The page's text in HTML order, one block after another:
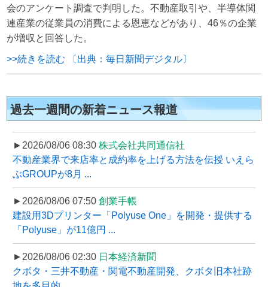
会のアンケート調査で判明した。不動産取引や、半導体関
連産業の従業員の消費による恩恵などがあり、46％の企業
が増収と回答した。
>>続きを読む 〔出典：毎日新聞デジタル〕
過去一週間の新着ニュース報道
►2026/08/06 08:30 株式会社共同通信社
不動産業界で来店率と成約率を上げる方法を伝授 いえら
ぶGROUPが8月 ...
►2026/08/06 07:50 創業手帳
建設用3Dプリンター「Polyuse One」を開発・提供する
「Polyuse」が11億円 ...
►2026/08/06 02:30 日本経済新聞
クボタ・三井不動産・関電不動産開発、クボタ旧本社跡